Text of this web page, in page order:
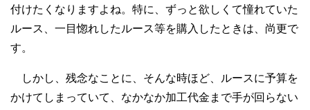
付けたくなりますよね。特に、ずっと欲しくて憧れていた
ルース、一目惚れしたルース等を購入したときは、尚更で
す。
しかし、残念なことに、そんな時ほど、ルースに予算を
かけてしまっていて、なかなか加工代金まで手が回らない